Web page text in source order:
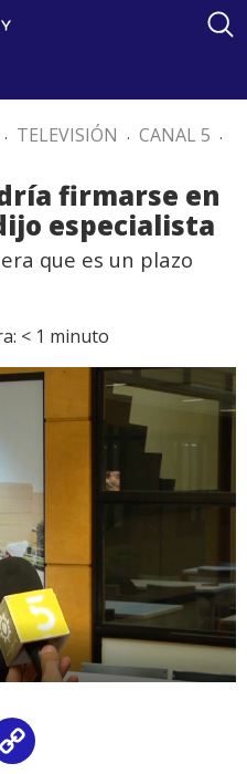
. TELEVISIÓN . CANAL 5 .
firmarse en
especialista
que es un plazo
< 1 minuto